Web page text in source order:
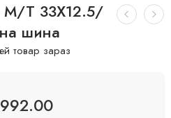
M/T 33X12.5/
шина
товар зараз